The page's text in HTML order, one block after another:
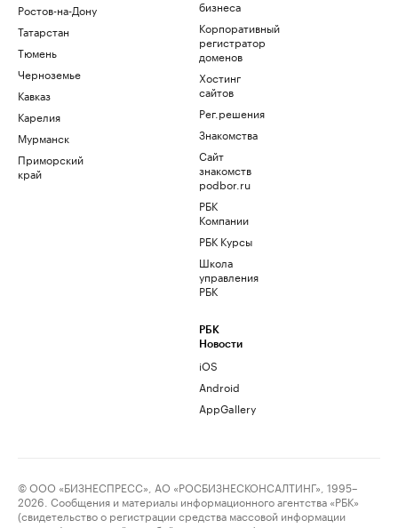
Ростов-на-Дону
Татарстан
Тюмень
Черноземье
Кавказ
Карелия
Мурманск
Приморский
край
бизнеса
Корпоративный
регистратор
доменов
Хостинг
сайтов
Рег.решения
Знакомства
Сайт
знакомств
podbor.ru
РБК
Компании
РБК Курсы
Школа
управления
РБК
РБК
Новости
iOS
Android
AppGallery
© ООО «БИЗНЕСПРЕСС», АО «РОСБИЗНЕСКОНСАЛТИНГ», 1995–
2026. Сообщения и материалы информационного агентства «РБК»
(свидетельство о регистрации средства массовой информации